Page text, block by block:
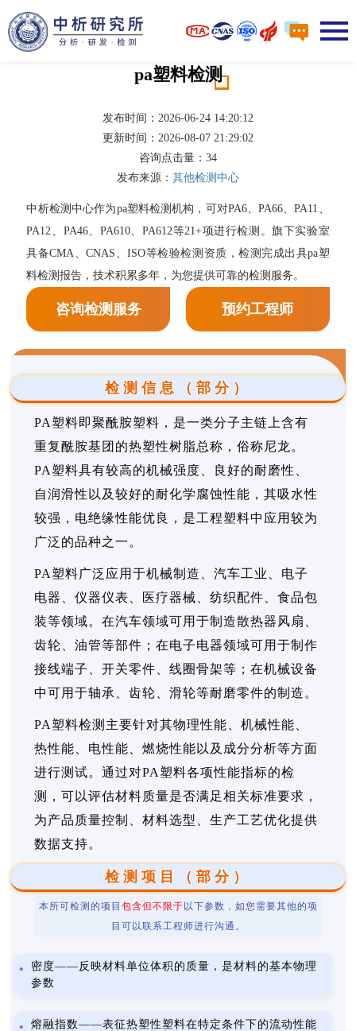
pa塑料检测
发布时间：2026-06-24 14:20:12
更新时间：2026-08-07 21:29:02
咨询点击量： 34
发布来源： 其他检测中心
中析检测中心作为pa塑料检测机构，可对PA6、PA66、PA11、
PA12、PA46、PA610、PA612等21+项进行检测。旗下实验室
具备CMA、CNAS、ISO等检验检测资质，检测完成出具pa塑
料检测报告，技术积累多年，为您提供可靠的检测服务。
咨询检测服务 预约工程师
检测信息（部分）
PA塑料即聚酰胺塑料，是一类分子主链上含有
重复酰胺基团的热塑性树脂总称，俗称尼龙。
PA塑料具有较高的机械强度、良好的耐磨性、
自润滑性以及较好的耐化学腐蚀性能，其吸水性
较强，电绝缘性能优良，是工程塑料中应用较为
广泛的品种之一。
PA塑料广泛应用于机械制造、汽车工业、电子
电器、仪器仪表、医疗器械、纺织配件、食品包
装等领域。在汽车领域可用于制造散热器风扇、
齿轮、油管等部件；在电子电器领域可用于制作
接线端子、开关零件、线圈骨架等；在机械设备
中可用于轴承、齿轮、滑轮等耐磨零件的制造。
PA塑料检测主要针对其物理性能、机械性能、
热性能、电性能、燃烧性能以及成分分析等方面
进行测试。通过对PA塑料各项性能指标的检
测，可以评估材料质量是否满足相关标准要求，
为产品质量控制、材料选型、生产工艺优化提供
数据支持。
检测项目（部分）
本所可检测的项目 包含但不限于 以下参数，如您需要其他的项
目可以联系工程师进行沟通。
密度——反映材料单位体积的质量，是材料的基本物理
参数
熔融指数——表征热塑性塑料在特定条件下的流动性能